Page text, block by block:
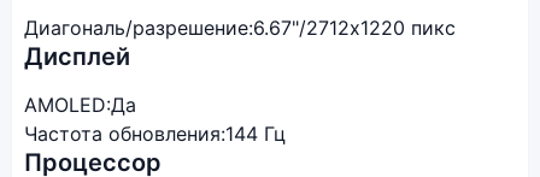
Диагональ/разрешение:6.67"/2712x1220 пикс
Дисплей
AMOLED:Да
Частота обновления:144 Гц
Процессор